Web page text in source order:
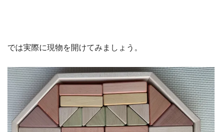
では実際に現物を開けてみましょう。